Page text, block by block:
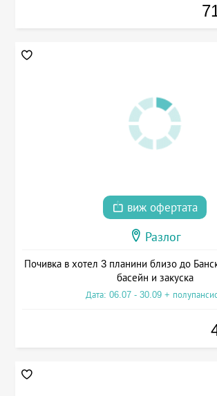
виж офертата
Разлог
Почивка в хотел 3 планини близо до
басейн и закуска
Дата: 06.07 - 30.09 +